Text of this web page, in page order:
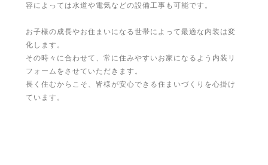
容によっては水道や電気などの設備工事も可能です。
お子様の成長やお住まいになる世帯によって最適な内装は変
化します。
その時々に合わせて、常に住みやすいお家になるよう内装リ
フォームをさせていただきます。
長く住むからこそ、皆様が安心できる住まいづくりを心掛け
ています。